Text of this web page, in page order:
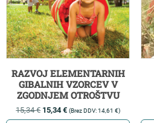
RAZVOJ ELEMENTARNIH
GIBALNIH VZORCEV V
ZGODNJEM OTROŠTVU
15,34€ 15,34€ (Brez DDV:14,61€)